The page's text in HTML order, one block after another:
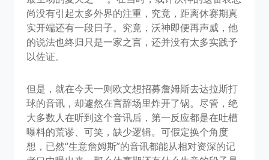
尚没有引起太多外界的注重，究竟，距离休赛期真
实开端还有一段日子。究竟，沃神即便再声威，他
的说法也终归只是一家之言，还并没有太多实践予
以佐证。
但是，就在今天一则欧文想招募詹姆斯去达拉斯打
球的音讯，却遽然在言辞场里炸开了锅。尽管，绝
大多数人在听到这个音讯后，第一反应都是在吐槽
曝料的荒谬、可笑，缺少逻辑。可假定换个角度
想，已然“生意詹姆斯”的音讯都能从相对资深的记